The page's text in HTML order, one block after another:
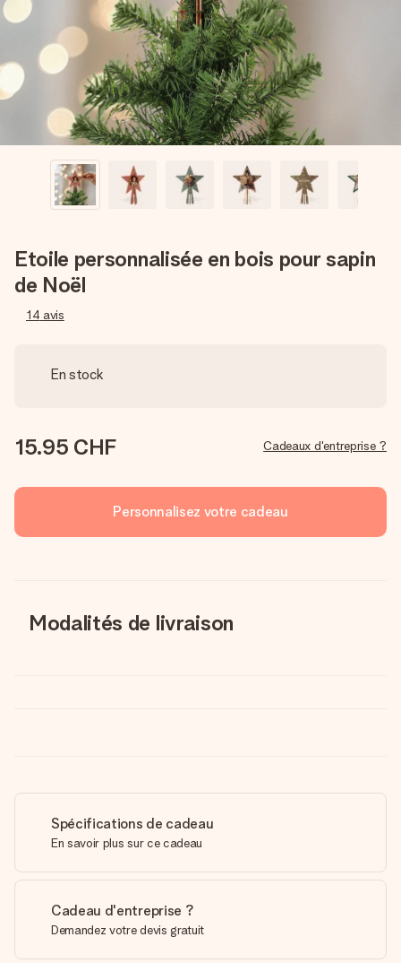
Créez quelque chose d’unique en quelques étapes – avec
son prénom, votre photo ou un message qui touche le cœur.
Sans complications, juste tout l’amour pour le moment idéal.
Etoile personnalisée en bois pour sapin
de Noël
14 avis
En stock
15.95 CHF Cadeaux d'entreprise ?
Personnalisez votre cadeau
Modalités de livraison
Spécifications de cadeau
En savoir plus sur ce cadeau
Cadeau d'entreprise ?
Demandez votre devis gratuit